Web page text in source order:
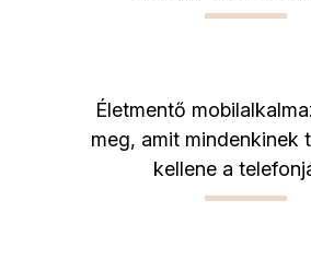
Életmentő
meg, amit mindenkinek
kellene a